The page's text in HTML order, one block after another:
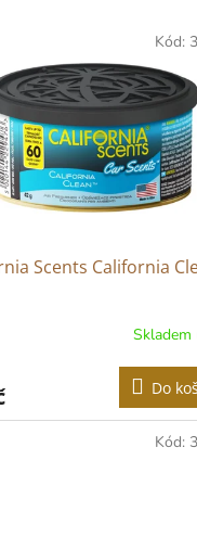
Scents California
Skladem
Do
Kód:
Kód: